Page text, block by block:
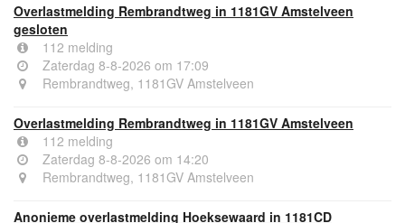
Overlastmelding Rembrandtweg in 1181GV Amstelveen
gesloten
112 melding
Zaterdag 8-8-2026 om 17:09
Rembrandtweg, 1181GV Amstelveen
Overlastmelding Rembrandtweg in 1181GV Amstelveen
112 melding
Zaterdag 8-8-2026 om 14:20
Rembrandtweg, 1181GV Amstelveen
Anonieme overlastmelding Hoeksewaard in 1181CD